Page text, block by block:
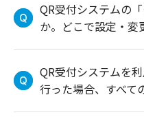
QR受付システムの
か。どこで設定・変
QR受付システムを
行った場合、すべて